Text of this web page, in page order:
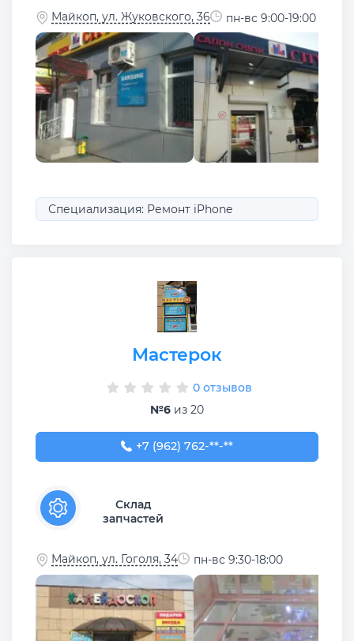
Майкоп, ул. Жуковского, 36 пн-вс 9:00-19:00
Специализация: Ремонт iPhone
Мастерок
0 отзывов
№6 из 20
+7 (962) 762-69-56
+7 (962) 762-**-**
Склад
запчастей
Майкоп, ул. Гоголя, 34 пн-вс 9:30-18:00